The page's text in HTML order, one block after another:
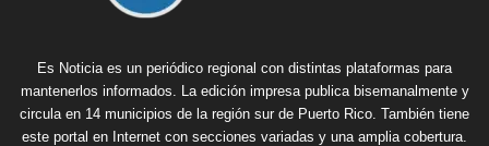
Es Noticia es un periódico regional con distintas plataformas para
mantenerlos informados. La edición impresa publica bisemanalmente y
circula en 14 municipios de la región sur de Puerto Rico. También tiene
este portal en Internet con secciones variadas y una amplia cobertura.